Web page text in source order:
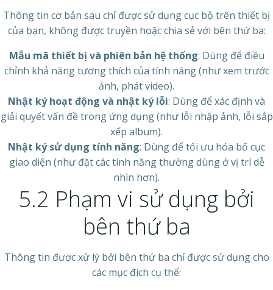
Thông tin cơ bản sau chỉ được sử dụng cục bộ trên thiết bị
của bạn, không được truyền hoặc chia sẻ với bên thứ ba:
Mẫu mã thiết bị và phiên bản hệ thống: Dùng để điều
chỉnh khả năng tương thích của tính năng (như xem trước
ảnh, phát video).
Nhật ký hoạt động và nhật ký lỗi: Dùng để xác định và
giải quyết vấn đề trong ứng dụng (như lỗi nhập ảnh, lỗi sắp
xếp album).
Nhật ký sử dụng tính năng: Dùng để tối ưu hóa bố cục
giao diện (như đặt các tính năng thường dùng ở vị trí dễ
nhìn hơn).
5.2 Phạm vi sử dụng bởi
bên thứ ba
Thông tin được xử lý bởi bên thứ ba chỉ được sử dụng cho
các mục đích cụ thể: